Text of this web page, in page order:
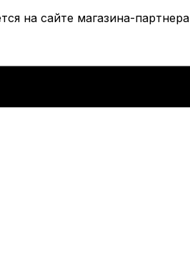
на сайте магазина-партнера